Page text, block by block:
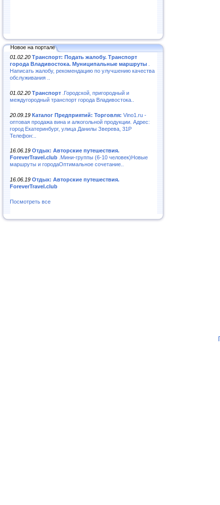
Новое на портале
01.02.20 Транспорт: Подать жалобу. Транспорт
города Владивостока. Муниципальные маршруты
Написать жалобу, рекомендацию по улучшению качества
обслуживания ..
01.02.20 Транспорт .Городской, пригородный и
междугородный транспорт города Владивостока..
20.09.19 Каталог Предприятий: Торговля: Vino1.ru -
оптовая продажа вина и алкогольной продукции. Адрес:
город Екатеринбург, улица Данилы Зверева, 31Р
Телефон:..
16.06.19 Отдых: Авторские путешествия.
ForeverTravel.club .Мини-группы (6-10 человек)Новые
маршруты и городаОптимальное сочетание..
16.06.19 Отдых: Авторские путешествия.
ForeverTravel.club
Посмотреть все